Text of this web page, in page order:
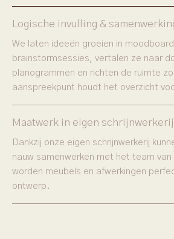
Logische invulling &
We laten ideeën groeien in
brainstormsessies, vertalen ze naar
planogrammen en richten de ruimte
aanspreekpunt houdt het overzicht
Maatwerk in eigen schrijnwerkerij
Dankzij onze eigen schrijnwerkerij
nauw samenwerken met het team van
worden meubels en afwerkingen
ontwerp.